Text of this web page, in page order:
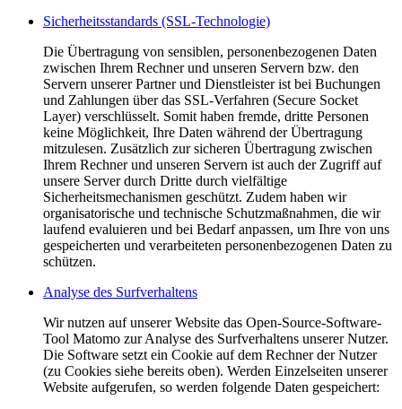
Sicherheitsstandards (SSL-Technologie)
Die Übertragung von sensiblen, personenbezogenen Daten
zwischen Ihrem Rechner und unseren Servern bzw. den
Servern unserer Partner und Dienstleister ist bei Buchungen
und Zahlungen über das SSL-Verfahren (Secure Socket
Layer) verschlüsselt. Somit haben fremde, dritte Personen
keine Möglichkeit, Ihre Daten während der Übertragung
mitzulesen. Zusätzlich zur sicheren Übertragung zwischen
Ihrem Rechner und unseren Servern ist auch der Zugriff auf
unsere Server durch Dritte durch vielfältige
Sicherheitsmechanismen geschützt. Zudem haben wir
organisatorische und technische Schutzmaßnahmen, die wir
laufend evaluieren und bei Bedarf anpassen, um Ihre von uns
gespeicherten und verarbeiteten personenbezogenen Daten zu
schützen.
Analyse des Surfverhaltens
Wir nutzen auf unserer Website das Open-Source-Software-
Tool Matomo zur Analyse des Surfverhaltens unserer Nutzer.
Die Software setzt ein Cookie auf dem Rechner der Nutzer
(zu Cookies siehe bereits oben). Werden Einzelseiten unserer
Website aufgerufen, so werden folgende Daten gespeichert: